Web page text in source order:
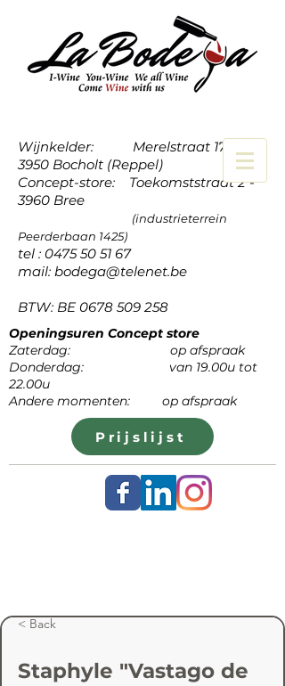
Wijnkelder: Merelstraat 17a -
3950 Bocholt (Reppel)
Concept-store: Toekomststraat 2 -
3960 Bree
(industrieterrein
Peerderbaan 1425)
tel : 0475 50 51 67
mail: bodega@telenet.be
BTW: BE 0678 509 258
Openingsuren Concept store
Zaterdag: op afspraak
Donderdag: van 19.00u tot
22.00u
Andere momenten: op afspraak
Prijslijst
< Back
Staphyle "Vastago de